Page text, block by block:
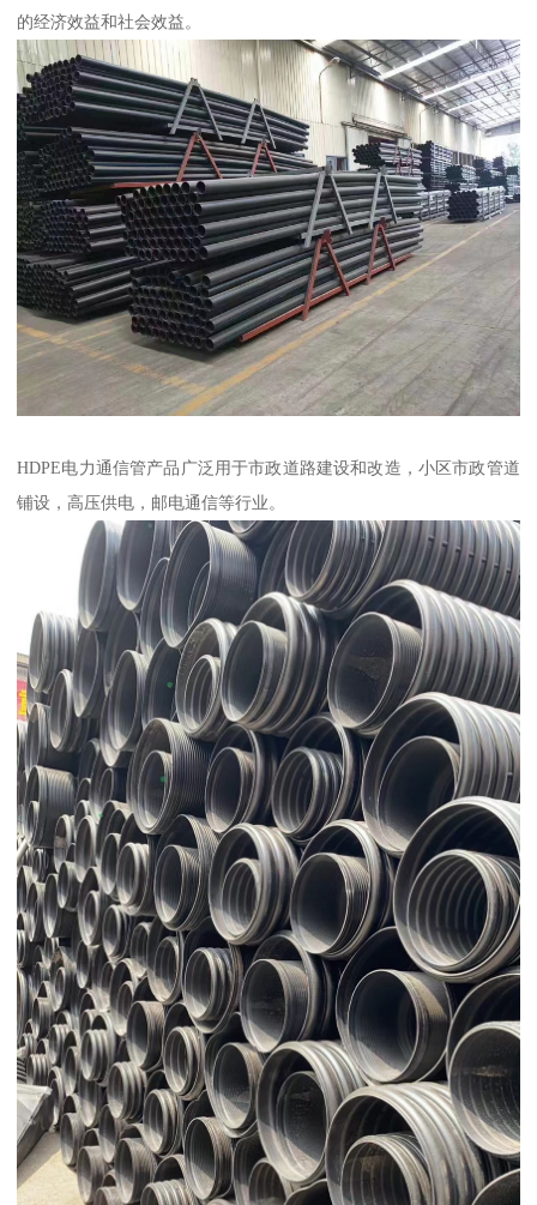
的经济效益和社会效益。
HDPE电力通信管产品广泛用于市政道路建设和改造，小区市政管道
铺设，高压供电，邮电通信等行业。